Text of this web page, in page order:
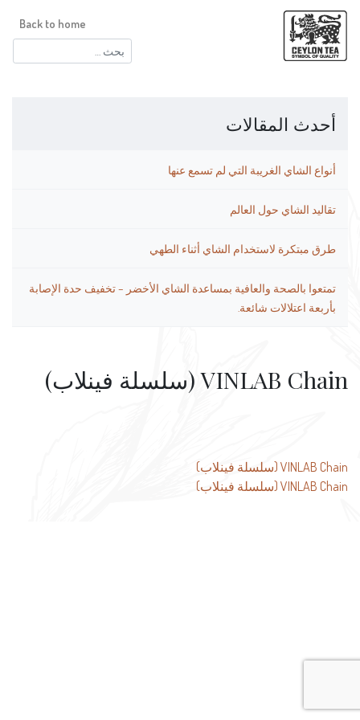
البحث
عن:
Back to home
أحدث المقالات
أنواع الشاي الغريبة التي لم تسمع عنها
تقاليد الشاي حول العالم
طرق مبتكرة لاستخدام الشاي أثناء الطهي
تمتعوا بالصحة والعافية بمساعدة الشاي الأخضر – تخفيف حدة الإصابة
بأربعة اعتلالات شائعة.
VINLAB Chain (سلسلة فينلاب)
تصفّح
المقالات
VINLAB Chain (سلسلة فينلاب)
VINLAB Chain (سلسلة فينلاب)